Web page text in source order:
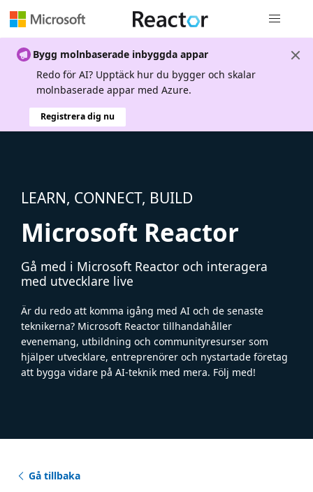
Bygg molnbaserade inbyggda appar
Redo för AI? Upptäck hur du bygger och skalar
molnbaserade appar med Azure.
Registrera dig nu
LEARN, CONNECT, BUILD
Microsoft Reactor
Gå med i Microsoft Reactor och interagera
med utvecklare live
Är du redo att komma igång med AI och de senaste
teknikerna? Microsoft Reactor tillhandahåller
evenemang, utbildning och communityresurser som
hjälper utvecklare, entreprenörer och nystartade företag
att bygga vidare på AI-teknik med mera. Följ med!
Gå tillbaka